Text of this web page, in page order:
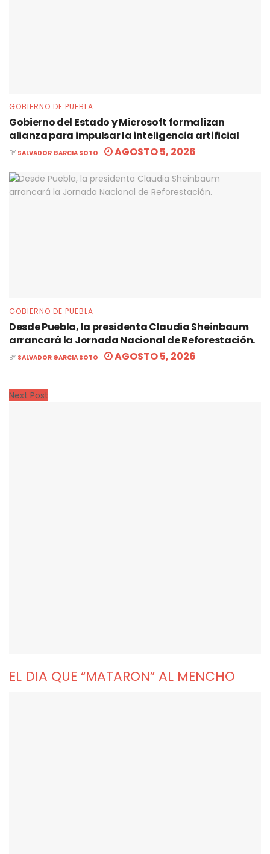
GOBIERNO DE PUEBLA
Gobierno del Estado y Microsoft formalizan
alianza para impulsar la inteligencia artificial
BY SALVADOR GARCIA SOTO AGOSTO 5, 2026
GOBIERNO DE PUEBLA
Desde Puebla, la presidenta Claudia Sheinbaum
arrancará la Jornada Nacional de Reforestación.
BY SALVADOR GARCIA SOTO AGOSTO 5, 2026
Next Post
EL DIA QUE “MATARON” AL MENCHO